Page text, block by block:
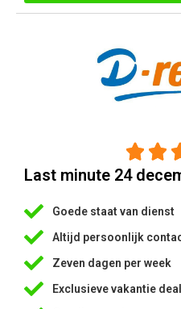
 
Last minute 24
Goede staat van dienst
Altijd persoonlijk
Zeven dagen per week
Exclusieve vakantie